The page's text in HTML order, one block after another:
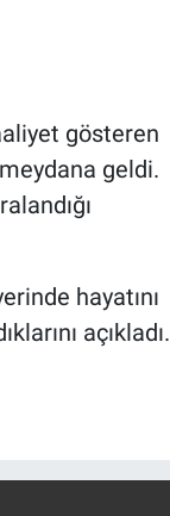
gösteren
geldi.
hayatını
açıkladı.